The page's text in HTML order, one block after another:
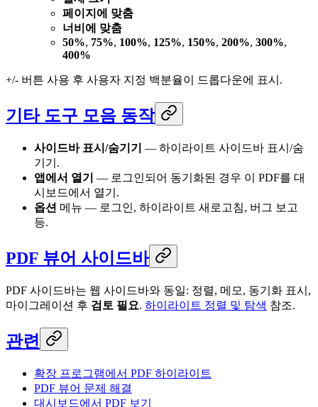
페이지에 맞춤
너비에 맞춤
50%, 75%, 100%, 125%, 150%, 200%, 300%,
400%
+/- 버튼 사용 후 사용자 지정 백분율이 드롭다운에 표시.
기타 도구 모음 동작
사이드바 표시/숨기기 — 하이라이트 사이드바 표시/숨
기기.
앱에서 열기 — 로그인되어 동기화된 경우 이 PDF를 대
시보드에서 열기.
옵션 메뉴 — 로그인, 하이라이트 새로고침, 버그 보고
등.
PDF 뷰어 사이드바
PDF 사이드바는 웹 사이드바와 동일: 정렬, 메모, 동기화 표시,
마이그레이션 후 검토 필요. 하이라이트 정렬 및 탐색 참조.
관련
확장 프로그램에서 PDF 하이라이트
PDF 뷰어 문제 해결
대시보드에서 PDF 보기